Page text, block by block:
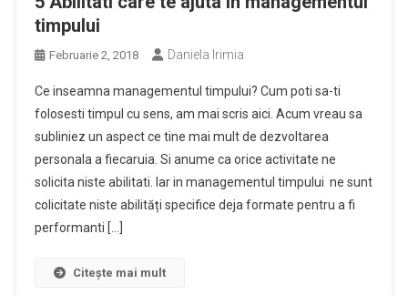
timpului
Februarie 2, 2018 Daniela Irimia
Ce inseamna managementul timpului? Cum poti sa-ti
folosesti timpul cu sens, am mai scris aici. Acum vreau sa
subliniez un aspect ce tine mai mult de dezvoltarea
personala a fiecaruia. Si anume ca orice activitate ne
solicita niste abilitati. Iar in managementul timpului ne sunt
colicitate niste abilități specifice deja formate pentru a fi
performanti […]
Citește mai mult